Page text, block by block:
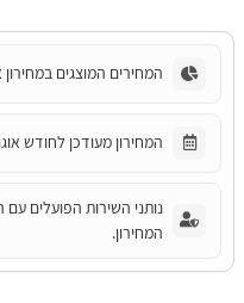
המחירים המוצגים
המחירון מעודכן לחודש
נותני השירות הפועלים
המחירון.